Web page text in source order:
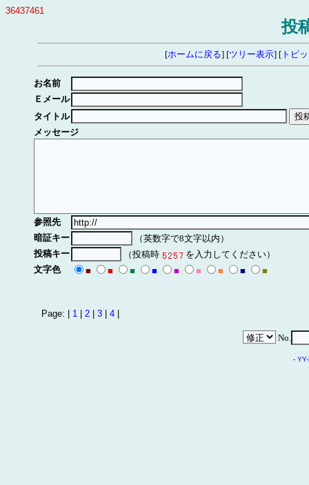
36437461
投
[ホームに戻る] [ツリー表示] [トピ
お名前
Ｅメール
タイトル
メッセージ
参照先
暗証キー
（英数字で8文字以内）
投稿キー
（投稿時
を入力してください）
文字色
■ ■ ■ ■ ■ ■ ■ ■ ■
Page: | 1 | 2| 3| 4|
No.
-